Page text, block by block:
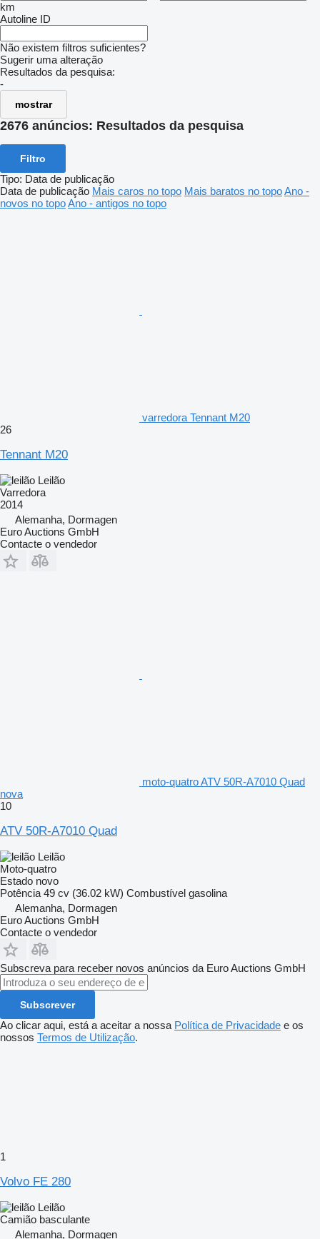
km
Autoline ID
Não existem filtros suficientes?
Sugerir uma alteração
Resultados da pesquisa:
-
mostrar
2676 anúncios: Resultados da pesquisa
Filtro
Tipo: Data de publicação
Data de publicação Mais caros no topo Mais baratos no topoAno -
novos no topoAno - antigos no topo
varredora Tennant M20
26
Tennant M20
Leilão
Varredora
2014
Alemanha, Dormagen
Euro Auctions GmbH
Contacte o vendedor
moto-quatro ATV 50R-A7010 Quad
nova
10
ATV 50R-A7010 Quad
Leilão
Moto-quatro
Estado novo
Potência 49 cv (36.02 kW) Combustível gasolina
Alemanha, Dormagen
Euro Auctions GmbH
Contacte o vendedor
Subscreva para receber novos anúncios da Euro Auctions GmbH
Subscrever
Ao clicar aqui, está a aceitar a nossa Política de Privacidade e os
nossos Termos de Utilização.
1
Volvo FE 280
Leilão
Camião basculante
Alemanha, Dormagen